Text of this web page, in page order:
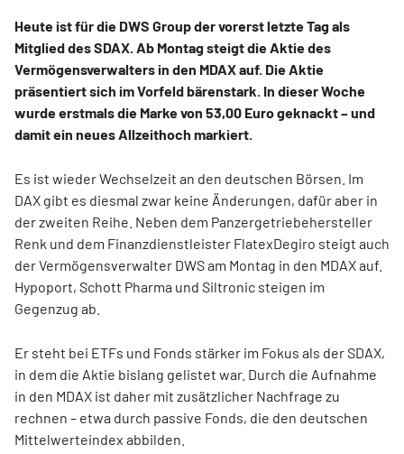
Heute ist für die DWS Group der vorerst letzte Tag als
Mitglied des SDAX. Ab Montag steigt die Aktie des
Vermögensverwalters in den MDAX auf. Die Aktie
präsentiert sich im Vorfeld bärenstark. In dieser Woche
wurde erstmals die Marke von 53,00 Euro geknackt – und
damit ein neues Allzeithoch markiert.
Es ist wieder Wechselzeit an den deutschen Börsen. Im
DAX gibt es diesmal zwar keine Änderungen, dafür aber in
der zweiten Reihe. Neben dem Panzergetriebehersteller
Renk und dem Finanzdienstleister FlatexDegiro steigt auch
der Vermögensverwalter DWS am Montag in den MDAX auf.
Hypoport, Schott Pharma und Siltronic steigen im
Gegenzug ab.
Er steht bei ETFs und Fonds stärker im Fokus als der SDAX,
in dem die Aktie bislang gelistet war. Durch die Aufnahme
in den MDAX ist daher mit zusätzlicher Nachfrage zu
rechnen – etwa durch passive Fonds, die den deutschen
Mittelwerteindex abbilden.